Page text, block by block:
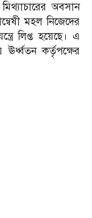
অবসান
মহল নিজেদের
লিপ্ত হয়েছে। এ
ঊর্ধ্বতন কর্তৃপক্ষের